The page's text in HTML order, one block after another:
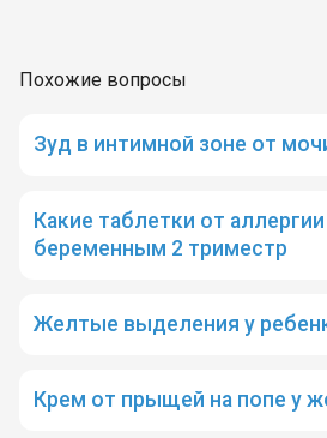
Похожие вопросы
Зуд в интимной зоне от
Какие таблетки от
беременным 2 триместр
Желтые выделения у
Крем от прыщей на попе у